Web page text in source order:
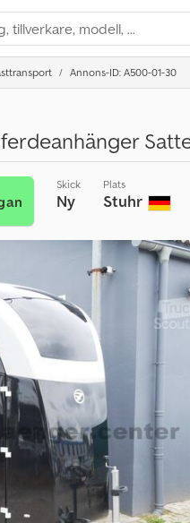
Annons-ID: A500-01-30
Skick
Ny
Plats
Stuhr